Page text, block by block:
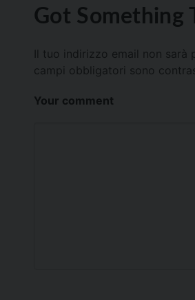
Got Something
Il tuo indirizzo email non sarà
campi obbligatori sono
Your comment